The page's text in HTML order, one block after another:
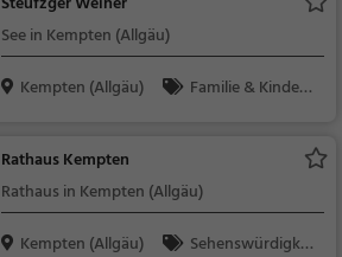
See in Kempten (Allgäu)
Kempten (Allgäu)
Familie & Kinder,
Rathaus Kempten
Rathaus in Kempten (Allgäu)
Kempten (Allgäu)
Sehenswürdigkei